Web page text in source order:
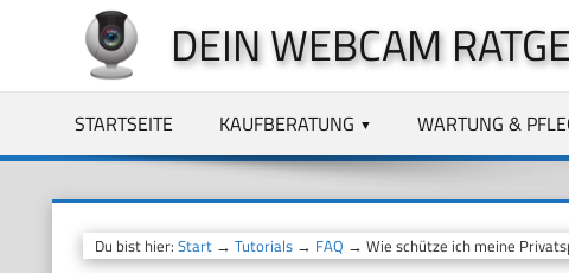
springen
DEIN WEBCAM
STARTSEITE KAUFBERATUNG WARTUNG &
Du bist hier: Start→ Tutorials→ FAQ → Wie schütze ich meine